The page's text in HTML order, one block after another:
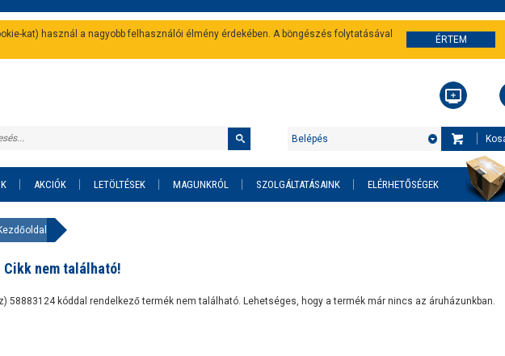
kat) használ a nagyobb felhasználói élmény érdekében. A böngészés folytatásával
ÉRTEM
Belépés
AKCIÓK LETÖLTÉSEK MAGUNKRÓL SZOLGÁLTATÁSAINK ELÉRHETŐSÉGEK
Cikk nem található!
58883124 kóddal rendelkező termék nem található. Lehetséges, hogy a termék már nincs az áruházunkban.